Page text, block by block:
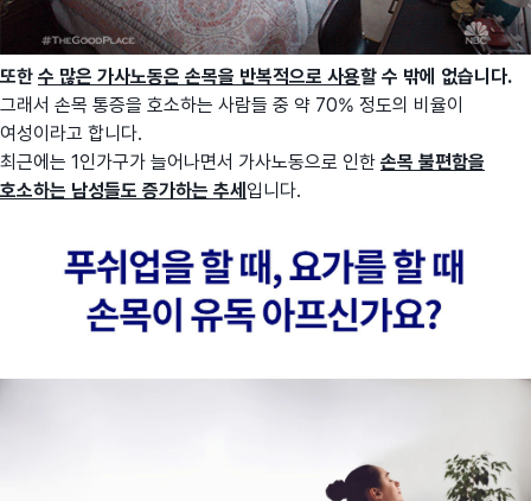
또한 수 많은 가사노동은 손목을 반복적으로 사용할 수 밖에 없습니다.
그래서 손목 통증을 호소하는 사람들 중 약 70% 정도의 비율이
여성이라고 합니다.
최근에는 1인가구가 늘어나면서 가사노동으로 인한 손목 불편함을
호소하는 남성들도 증가하는 추세 입니다.